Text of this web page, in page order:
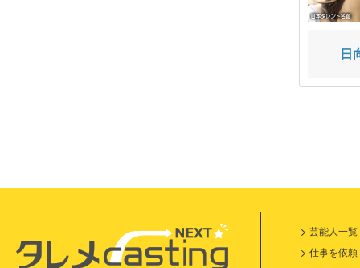
日
芸能人一覧
仕事を依頼